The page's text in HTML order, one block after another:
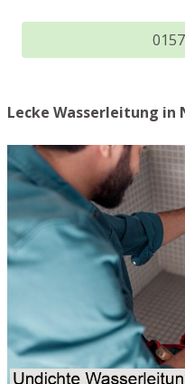
Lecke Wasserleitung in